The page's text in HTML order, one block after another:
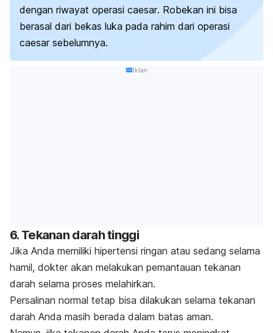
dengan riwayat operasi caesar. Robekan ini bisa
berasal dari bekas luka pada rahim dari operasi
caesar sebelumnya.
Iklan
6. Tekanan darah tinggi
Jika Anda memiliki hipertensi ringan atau sedang selama
hamil, dokter akan melakukan pemantauan tekanan
darah selama proses melahirkan.
Persalinan normal tetap bisa dilakukan selama tekanan
darah Anda masih berada dalam batas aman.